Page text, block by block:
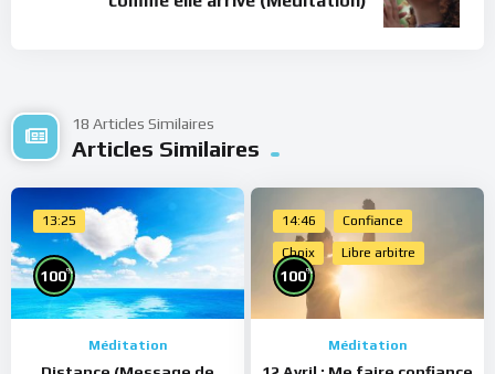
18 Articles Similaires
Articles Similaires
13:25
100%
Méditation
14:46 Confiance
Choix Libre arbitre
100%
Méditation